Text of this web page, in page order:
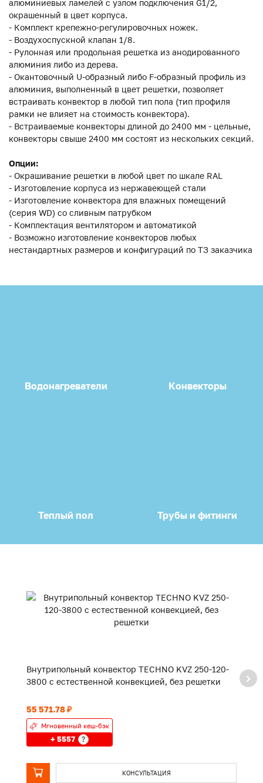
алюминиевых ламелей с узлом подключения G1/2,
окрашенный в цвет корпуса.
- Комплект крепежно-регулировочных ножек.
- Воздухоспускной клапан 1/8.
- Рулонная или продольная решетка из анодированного
алюминия либо из дерева.
- Окантовочный U-образный либо F-образный профиль из
алюминия, выполненный в цвет решетки, позволяет
встраивать конвектор в любой тип пола (тип профиля
рамки не влияет на стоимость конвектора).
- Встраиваемые конвекторы длиной до 2400 мм - цельные,
конвекторы свыше 2400 мм состоят из нескольких секций.
Опции:
- Окрашивание решетки в любой цвет по шкале RAL
- Изготовление корпуса из нержавеющей стали
- Изготовление конвектора для влажных помещений
(серия WD) со сливным патрубком
- Комплектация вентилятором и автоматикой
- Возможно изготовление конвекторов любых
нестандартных размеров и конфигураций по ТЗ заказчика
Водонагреватели Конвекторы
Теплый пол Трубы и фитинги
Внутрипольный конвектор TECHNO KVZ 250-120-
3800 с естественной конвекцией, без решетки
55 571.78 ₽
Мгновенный кеш-бэк
+ 5557 ?
КОНСУЛЬТАЦИЯ